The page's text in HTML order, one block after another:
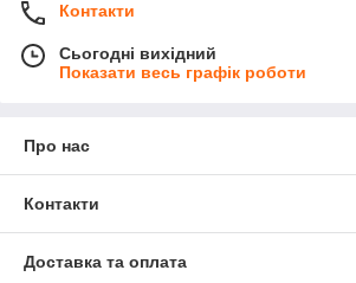
Контакти
Сьогодні вихідний
Показати весь графік роботи
Про нас
Контакти
Доставка та оплата